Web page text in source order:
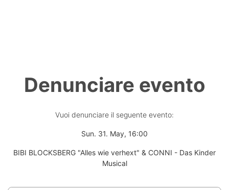
Denunciare evento
Vuoi denunciare il seguente evento:
Sun. 31. May, 16:00
BIBI BLOCKSBERG "Alles wie verhext" & CONNI - Das Kinder
Musical